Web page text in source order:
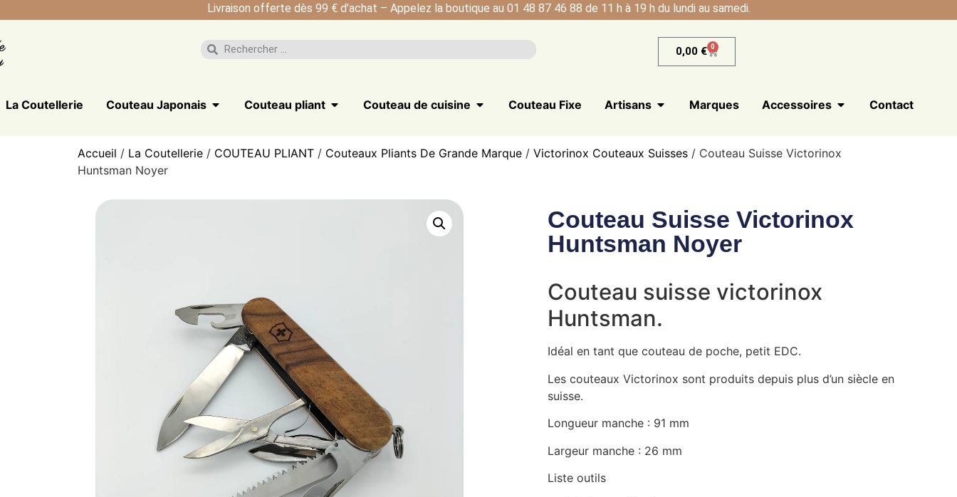
Livraison offerte dès 99 € d’achat – Appelez la boutique au 01 48 87 46 88 de 11 h à 19 h du lundi au samedi.
0,00 € 0
La Coutellerie Couteau Japonais Couteau pliant Couteau de cuisine Couteau Fixe Artisans Marques Accessoires Contact
Accueil / La Coutellerie / COUTEAU PLIANT / Couteaux Pliants De Grande Marque /Victorinox Couteaux Suisses / Couteau Suisse Victorinox
Huntsman Noyer
Couteau Suisse Victorinox
Huntsman Noyer
Couteau suisse victorinox
Huntsman.
Idéal en tant que couteau de poche, petit EDC.
Les couteaux Victorinox sont produits depuis plus d’un siècle en
suisse.
Longueur manche : 91 mm
Largeur manche : 26 mm
Liste outils